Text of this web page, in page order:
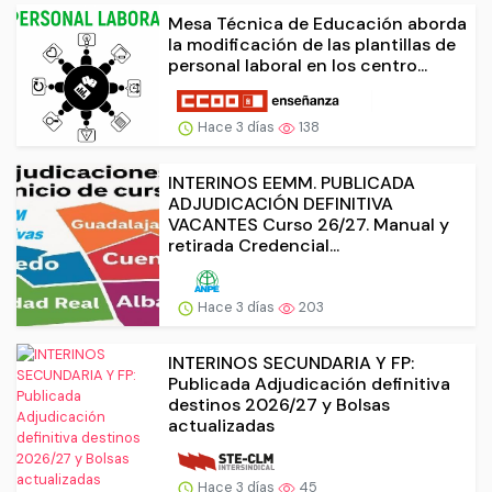
Mesa Técnica de Educación aborda
la modificación de las plantillas de
personal laboral en los centro...
Hace 3 días 138
INTERINOS EEMM. PUBLICADA
ADJUDICACIÓN DEFINITIVA
VACANTES Curso 26/27. Manual y
retirada Credencial...
Hace 3 días 203
INTERINOS SECUNDARIA Y FP:
Publicada Adjudicación definitiva
destinos 2026/27 y Bolsas
actualizadas
Hace 3 días 45